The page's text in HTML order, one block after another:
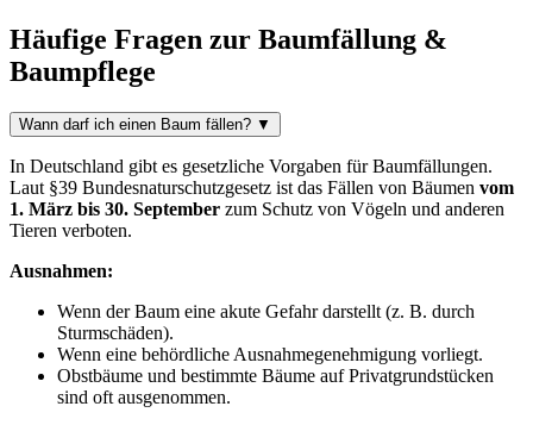
Häufige Fragen zur Baumfällung &
Baumpflege
Wann darf ich einen Baum fällen? ▼
In Deutschland gibt es gesetzliche Vorgaben für Baumfällungen.
Laut §39 Bundesnaturschutzgesetz ist das Fällen von Bäumen vom
1. März bis 30. September zum Schutz von Vögeln und anderen
Tieren verboten.
Ausnahmen:
Wenn der Baum eine akute Gefahr darstellt (z. B. durch
Sturmschäden).
Wenn eine behördliche Ausnahmegenehmigung vorliegt.
Obstbäume und bestimmte Bäume auf Privatgrundstücken
sind oft ausgenommen.